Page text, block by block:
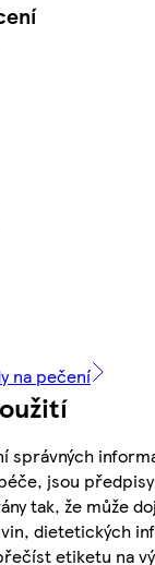
na pečení
správných
jsou
tak, že může
dietetických
etiketu na